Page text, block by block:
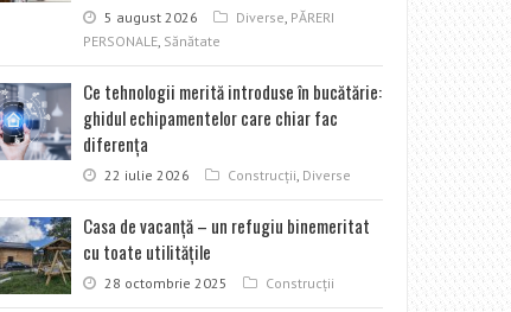
5 august 2026 Diverse, PĂRERI
PERSONALE, Sănătate
Ce tehnologii merită introduse în bucătărie:
ghidul echipamentelor care chiar fac
diferența
22 iulie 2026 Construcţii, Diverse
Casa de vacanţă – un refugiu binemeritat
cu toate utilităţile
28 octombrie 2025 Construcţii